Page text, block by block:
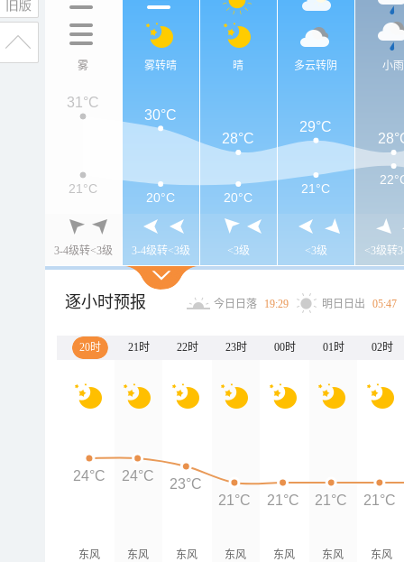
雾
3-4级转<3级
雾转晴
3-4级转<3级
晴
<3级
多云转阴
<3级
小雨
<3级转
31°C
30°C
28°C
29°C
21°C
20°C 20°C
21°C
逐小时预报 今日日落 19:29 明日日出 05:47
20时 21时 22时 23时 00时 01时 02时
东风 东风 东风 东风 东风 东风 东风
24°C 24°C
23°C
21°C
21°C 21°C 21°C